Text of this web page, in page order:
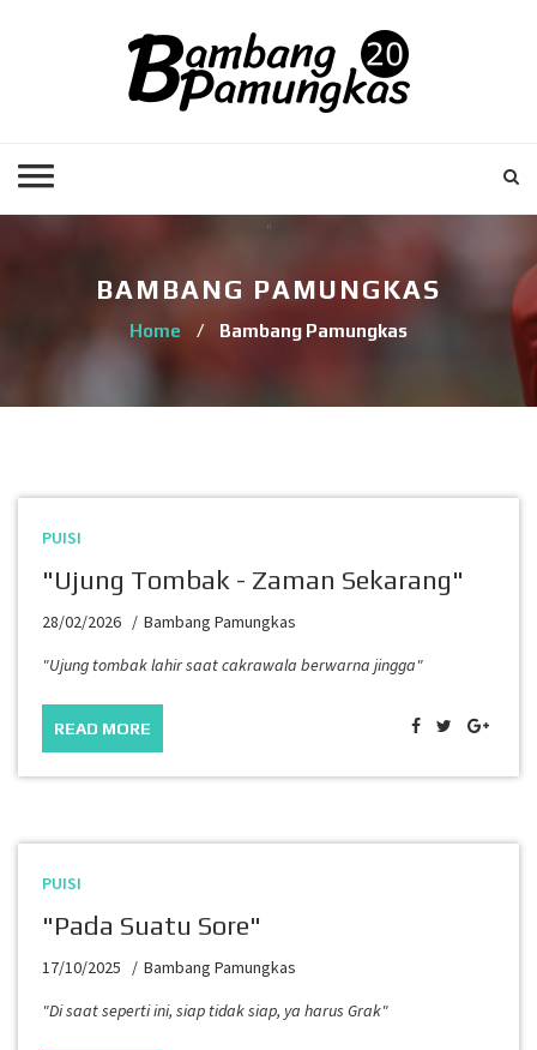
BAMBANG PAMUNGKAS
Home / Bambang Pamungkas
PUISI
"Ujung Tombak - Zaman Sekarang"
28/02/2026
Bambang Pamungkas
"Ujung tombak lahir saat cakrawala berwarna jingga"
READ MORE
PUISI
"Pada Suatu Sore"
17/10/2025
Bambang Pamungkas
"Di saat seperti ini, siap tidak siap, ya harus Grak"